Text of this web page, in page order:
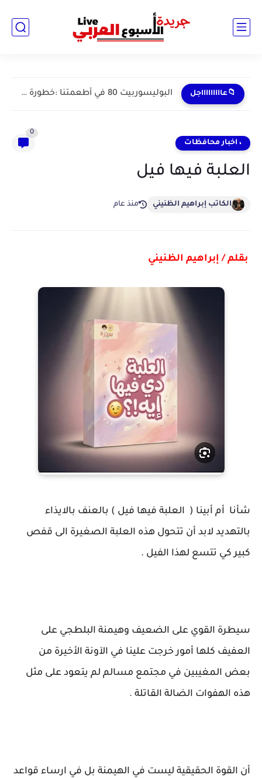
📁عاااااااااجل البوليسوربيت 80 في أطعمتنا :خطورة خفية في المنتجات اليومية
، اخبار محافظات
0
العلبة فيها فيل
الكاتب إبراهيم الظنيني منذ عام
بقلم / إبراهيم الظنيني
شأنا أم أبينا ( العلبة فيها فيل ) بالعنف بالايذاء
بالتهديد لابد أن تتحول هذه العلبة الصغيرة الى قفص
كبير كي تتسع لهذا الفيل .
سيطرة القوي على الضعيف وهيمنة البلطجي على
العفيف كلها أمور خرجت علينا في الآونة الأخيرة من
بعض المغيبين في مجتمع مسالم لم يتعود على مثل
هذه الهفوات الضالة القاتلة .
أن القوة الحقيقية ليست في الهيمنة بل في ارساء قواعد